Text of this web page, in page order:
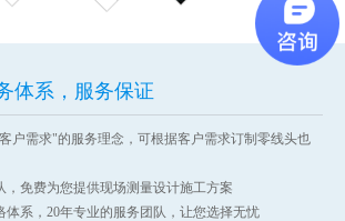
体系，服务保证
户需求"的服务理念，可根据客户需求订制零线头也
免费为您提供现场测量设计施工方案
系，20年专业的服务团队，让您选择无忧